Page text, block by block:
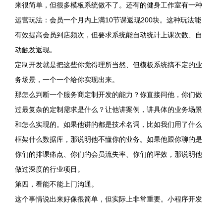
来很简单，但很多模板系统做不了。还有的健身工作室有一种
运营玩法：会员一个月内上满10节课返现200块。这种玩法能
有效提高会员到店频次，但要求系统能自动统计上课次数、自
动触发返现。
定制开发就是把这些你觉得理所当然、但模板系统搞不定的业
务场景，一个一个给你实现出来。
那怎么判断一个服务商定制开发的能力？你直接问他，你们做
过最复杂的定制需求是什么？让他讲案例，讲具体的业务场景
和怎么实现的。如果他讲的都是技术名词，比如我们用了什么
框架什么数据库，那说明他不懂你的业务。如果他跟你聊的是
你们的排课痛点、你们的会员流失率、你们的坪效，那说明他
做过深度的行业项目。
第四，看能不能上门沟通。
这个事情说出来好像很简单，但实际上非常重要。小程序开发